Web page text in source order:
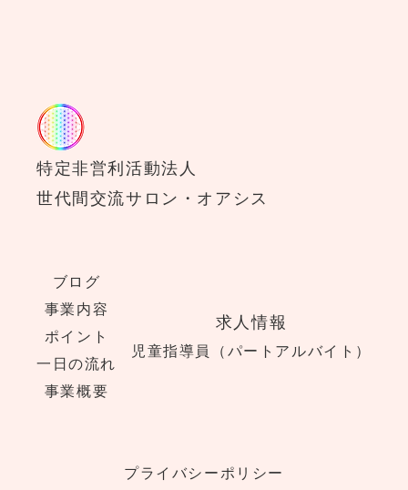
特定非営利活動法人
世代間交流サロン・オアシス
ブログ
事業内容
ポイント
一日の流れ
事業概要
求人情報
児童指導員（パートアルバイト）
プライバシーポリシー